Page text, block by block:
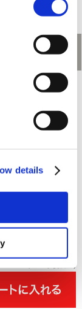
details
ストリートファイ
ンフィギュア
(税込)